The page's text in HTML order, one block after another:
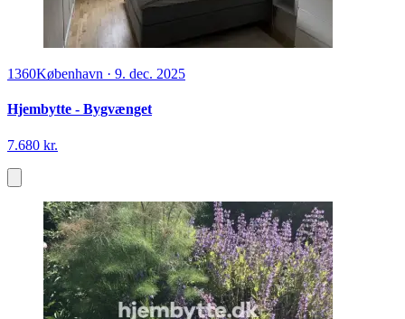
1360København · 9. dec. 2025
Hjembytte - Bygvænget
7.680 kr.